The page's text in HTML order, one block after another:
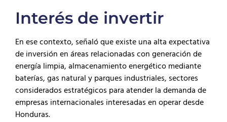
Interés de invertir
En ese contexto, señaló que existe una alta expectativa
de inversión en áreas relacionadas con generación de
energía limpia, almacenamiento energético mediante
baterías, gas natural y parques industriales, sectores
considerados estratégicos para atender la demanda de
empresas internacionales interesadas en operar desde
Honduras.